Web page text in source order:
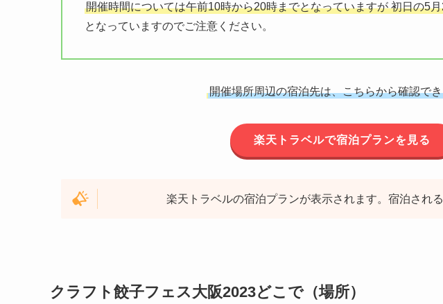
開催時間については午前10時から20時までとなっていますが 初日の5
となっていますのでご注意ください。
開催場所周辺の宿泊先は、こちらから確認で
楽天トラベルで宿泊プランを見る
楽天トラベルの宿泊プランが表示されます。宿泊され
クラフト餃子フェス大阪2023どこで（場所）